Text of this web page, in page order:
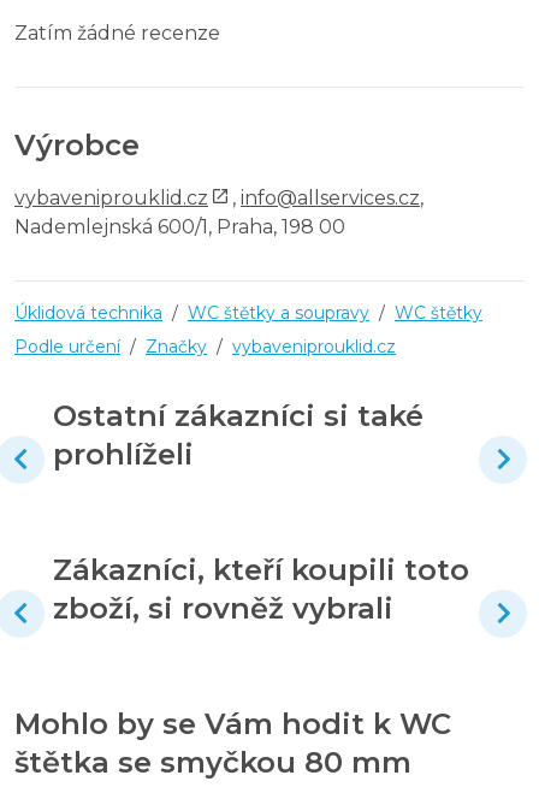
Zatím žádné recenze
Výrobce
vybaveniprouklid.cz , info@allservices.cz,
Nademlejnská 600/1, Praha, 198 00
Úklidová technika / WC štětky a soupravy / WC štětky
Podle určení / Značky / vybaveniprouklid.cz
Ostatní zákazníci si také
prohlíželi
Zákazníci, kteří koupili toto
zboží, si rovněž vybrali
Mohlo by se Vám hodit k WC
štětka se smyčkou 80 mm